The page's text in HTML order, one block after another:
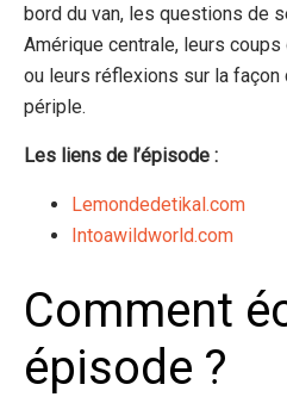
bord du van, les questions de
Amérique centrale, leurs
ou leurs réflexions sur la façon
périple.
Les liens de l’épisode :
Lemondedetikal.com
Intoawildworld.com
Comment
épisode ?